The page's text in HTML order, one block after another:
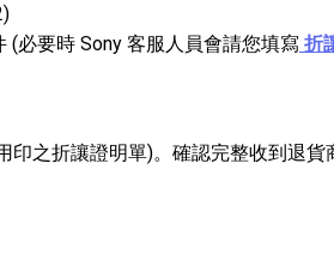
必要時 Sony 客服人員會請您填寫 折
之折讓證明單)。確認完整收到退